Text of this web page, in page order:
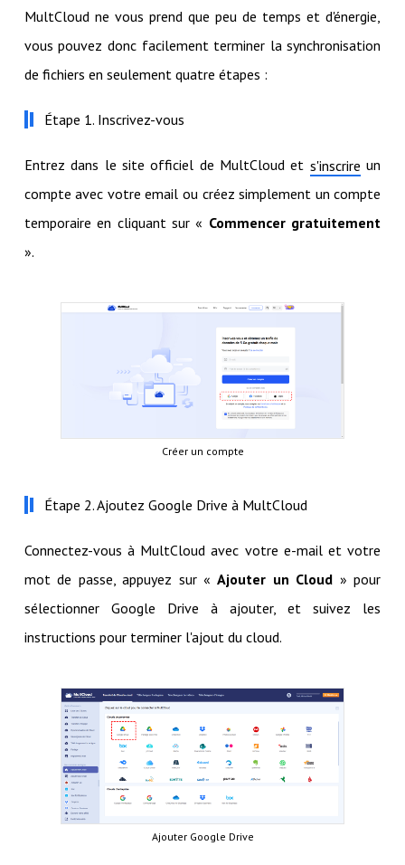
MultCloud ne vous prend que peu de temps et d'énergie,
vous pouvez donc facilement terminer la synchronisation
de fichiers en seulement quatre étapes :
Étape 1. Inscrivez-vous
Entrez dans le site officiel de MultCloud et s'inscrire un
compte avec votre email ou créez simplement un compte
temporaire en cliquant sur « Commencer gratuitement
».
Créer un compte
Étape 2. Ajoutez Google Drive à MultCloud
Connectez-vous à MultCloud avec votre e-mail et votre
mot de passe, appuyez sur «Ajouter un Cloud » pour
sélectionner Google Drive à ajouter, et suivez les
instructions pour terminer l'ajout du cloud.
Ajouter Google Drive